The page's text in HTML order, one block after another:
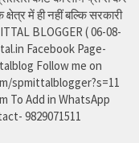
में ही नहीं बल्कि सरकारी
BLOGGER ( 06-08-
Facebook Page-
Follow me on
spmittalblogger?s=11
To Add in WhatsApp
9829071511